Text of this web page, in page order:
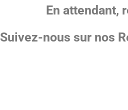
En attendant,
Suivez-nous sur nos